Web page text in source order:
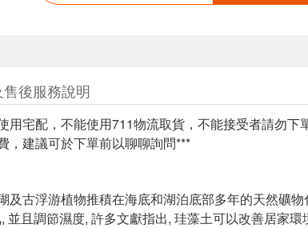
後服務說明
用宅配，不能使用711物流取貨，不能接受者請勿下
，建議可於下單前以聊聊詢問***
及古浮游植物推積在海底和湖泊底部多年的天然礦
並且調節濕度, 許多文獻指出, 珪藻土可以改善居家環